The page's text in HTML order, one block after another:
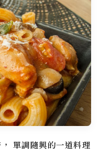
單調隨興的一道料理